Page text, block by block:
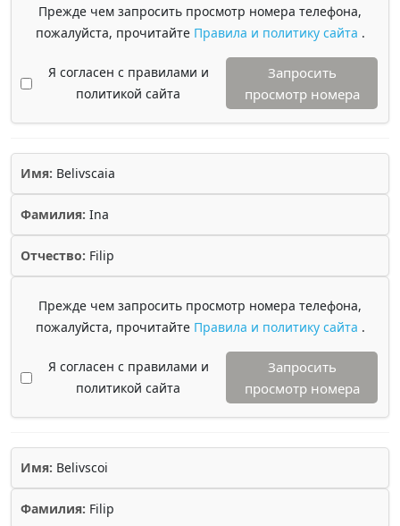
Прежде чем запросить просмотр номера телефона,
пожалуйста, прочитайте Правила и политику сайта .
Я согласен с правилами и
политикой сайта
Запросить
просмотр номера
Имя: Belivscaia
Фамилия: Ina
Отчество: Filip
Прежде чем запросить просмотр номера телефона,
пожалуйста, прочитайте Правила и политику сайта .
Я согласен с правилами и
политикой сайта
Запросить
просмотр номера
Имя: Belivscoi
Фамилия: Filip